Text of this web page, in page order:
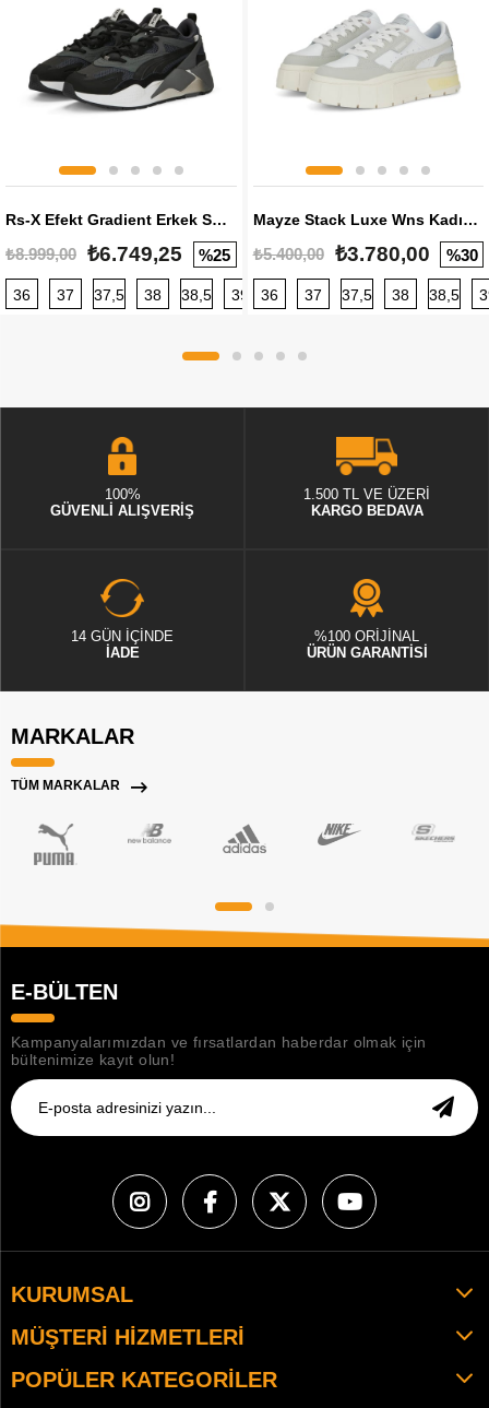
Rs-X Efekt Gradient Erkek Sneaker
₺8.999,00 ₺6.749,25 %25
36 37 37,5 38 38,5 39 40 40,5 41 42 42,5
Mayze Stack Luxe Wns Kadın Sneaker
₺5.400,00 ₺3.780,00 %30
36 37 37,5 38 38,5
100%
GÜVENLİ ALIŞVERİŞ
1.500 TL VE ÜZERİ
KARGO BEDAVA
14 GÜN İÇİNDE
İADE
%100 ORİJİNAL
ÜRÜN GARANTİSİ
MARKALAR
TÜM MARKALAR
E-BÜLTEN
Kampanyalarımızdan ve fırsatlardan haberdar olmak için
bültenimize kayıt olun!
KURUMSAL
MÜŞTERI HIZMETLERI
POPÜLER KATEGORILER